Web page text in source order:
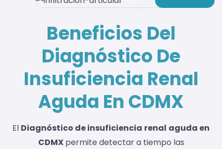
Beneficios Del
Diagnóstico De
Insuficiencia Renal
Aguda En CDMX
El Diagnóstico de insuficiencia renal aguda en
CDMXpermite detectar a tiempo las